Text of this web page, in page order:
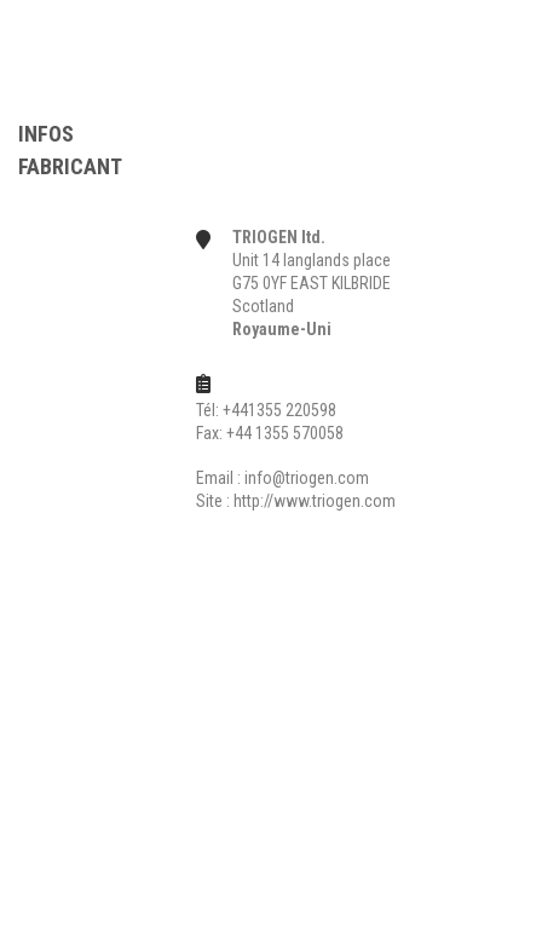
INFOS
FABRICANT
TRIOGEN ltd.
Unit 14 langlands place
G75 0YF EAST KILBRIDE
Scotland
Royaume-Uni
Tél: +441355 220598
Fax: +44 1355 570058
Email :info@triogen.com
Site : http://www.triogen.com